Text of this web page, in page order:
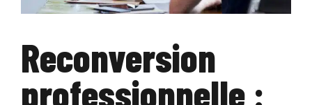
Reconversion
professionnelle :